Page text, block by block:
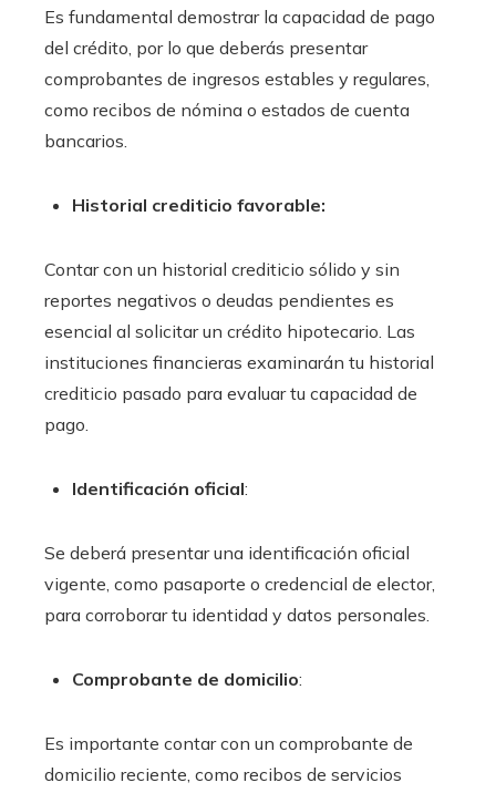
Es fundamental demostrar la capacidad de pago
del crédito, por lo que deberás presentar
comprobantes de ingresos estables y regulares,
como recibos de nómina o estados de cuenta
bancarios.
Historial crediticio favorable:
Contar con un historial crediticio sólido y sin
reportes negativos o deudas pendientes es
esencial al solicitar un crédito hipotecario. Las
instituciones financieras examinarán tu historial
crediticio pasado para evaluar tu capacidad de
pago.
Identificación oficial:
Se deberá presentar una identificación oficial
vigente, como pasaporte o credencial de elector,
para corroborar tu identidad y datos personales.
Comprobante de domicilio:
Es importante contar con un comprobante de
domicilio reciente, como recibos de servicios